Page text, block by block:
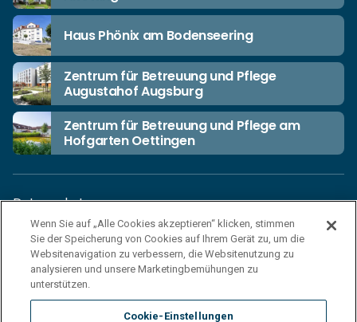
Haus Phönix am Bodenseering
Zentrum für Betreuung und Pflege
Augustahof Augsburg
Zentrum für Betreuung und Pflege am
Hofgarten Oettingen
Datenschutz
Unsere Netiquette
Einkaufsbedingungen
Haftungsausschluss
Impressum
Wenn Sie auf „Alle Cookies akzeptieren“ klicken, stimmen
Sie der Speicherung von Cookies auf Ihrem Gerät zu, um die
Websitenavigation zu verbessern, die Websitenutzung zu
analysieren und unsere Marketingbemühungen zu
unterstützen.
Cookie-Einstellungen